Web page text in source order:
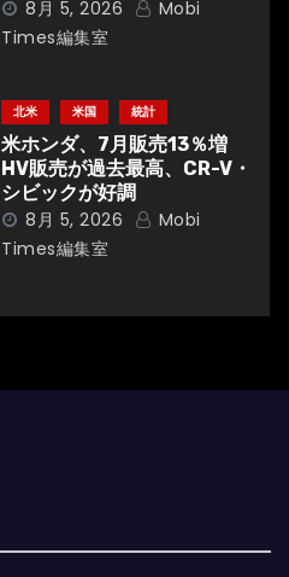
8月 5, 2026
Mobi
Times編集室
北米 米国 統計
米ホンダ、7月販売13％増
HV販売が過去最高、CR-V・
シビックが好調
8月 5, 2026
Mobi
Times編集室